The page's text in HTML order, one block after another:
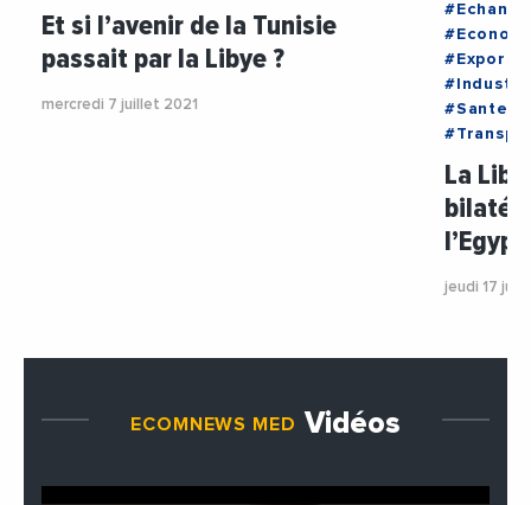
Et si l’avenir de la Tunisie
passait par la Libye ?
mercredi 7 juillet 2021
#Sante
La
jeudi 17 juin
ECOMNEWS MED Vidéos